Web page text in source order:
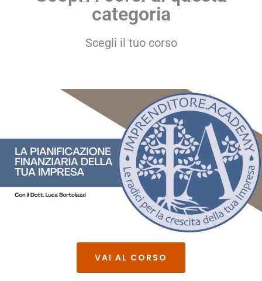
categoria
Scegli il tuo corso
VAI AL CORSO